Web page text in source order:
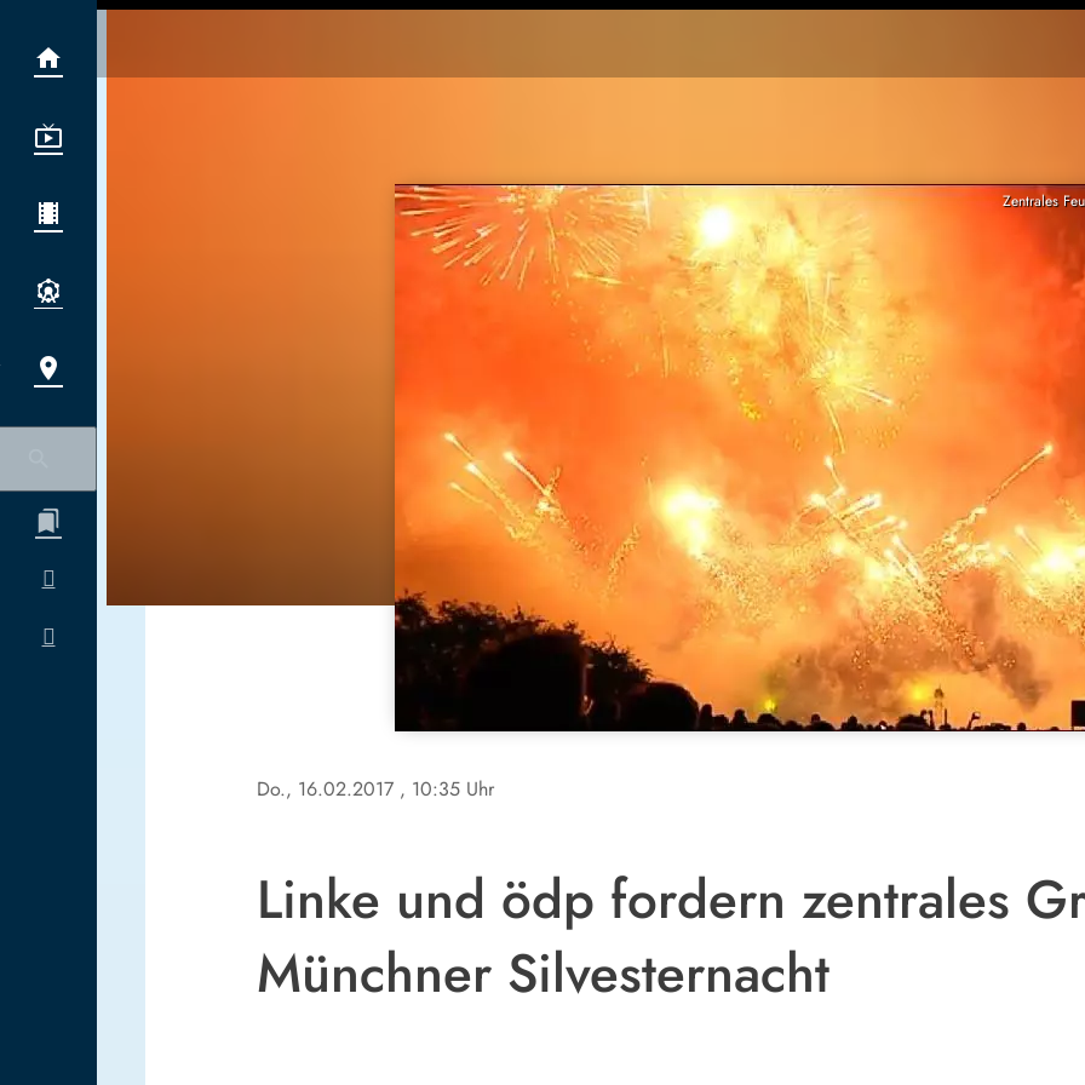
Zentrales
Do., 16.02.2017 , 10:35 Uhr
Linke und ödp fordern zentrales
Münchner Silvesternacht